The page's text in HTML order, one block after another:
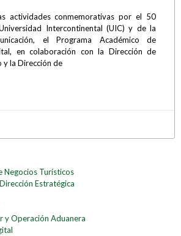
actividades conmemorativas por el 50
Intercontinental (UIC) y de la
el Programa Académico de
en colaboración con la Dirección de
y la Dirección de
Negocios Turísticos
Estratégica
y Operación Aduanera